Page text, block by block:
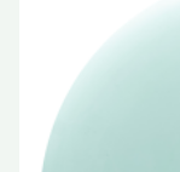
meerdere
variaties.